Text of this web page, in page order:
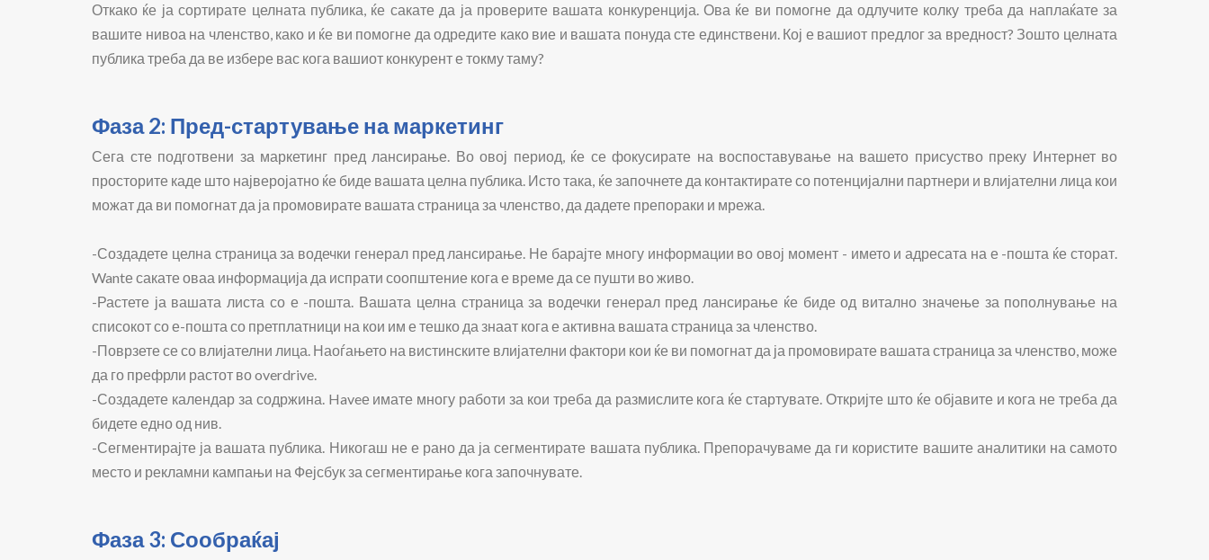
Откако ќе ја сортирате целната публика, ќе сакате да ја проверите вашата конкуренција. Ова ќе ви помогне да одлучите колку треба да наплаќате за
вашите нивоа на членство, како и ќе ви помогне да одредите како вие и вашата понуда сте единствени. Кој е вашиот предлог за вредност? Зошто целната
публика треба да ве избере вас кога вашиот конкурент е токму таму?
Фаза 2: Пред-стартување на маркетинг
Сега сте подготвени за маркетинг пред лансирање. Во овој период, ќе се фокусирате на воспоставување на вашето присуство преку Интернет во
просторите каде што најверојатно ќе биде вашата целна публика. Исто така, ќе започнете да контактирате со потенцијални партнери и влијателни лица кои
можат да ви помогнат да ја промовирате вашата страница за членство, да дадете препораки и мрежа.
-Создадете целна страница за водечки генерал пред лансирање. Не барајте многу информации во овој момент - името и адресата на е -пошта ќе сторат.
Wantе сакате оваа информација да испрати соопштение кога е време да се пушти во живо.
-Растете ја вашата листа со е -пошта. Вашата целна страница за водечки генерал пред лансирање ќе биде од витално значење за пополнување на
списокот со е-пошта со претплатници на кои им е тешко да знаат кога е активна вашата страница за членство.
-Поврзете се со влијателни лица. Наоѓањето на вистинските влијателни фактори кои ќе ви помогнат да ја промовирате вашата страница за членство, може
да го префрли растот во overdrive.
-Создадете календар за содржина. Haveе имате многу работи за кои треба да размислите кога ќе стартувате. Откријте што ќе објавите и кога не треба да
бидете едно од нив.
-Сегментирајте ја вашата публика. Никогаш не е рано да ја сегментирате вашата публика. Препорачуваме да ги користите вашите аналитики на самото
место и рекламни кампањи на Фејсбук за сегментирање кога започнувате.
Фаза 3: Сообраќај